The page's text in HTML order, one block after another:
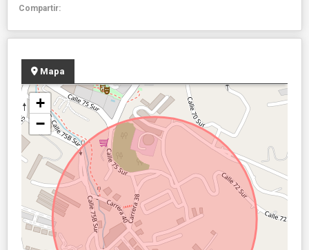
Compartir:
Mapa
+
−